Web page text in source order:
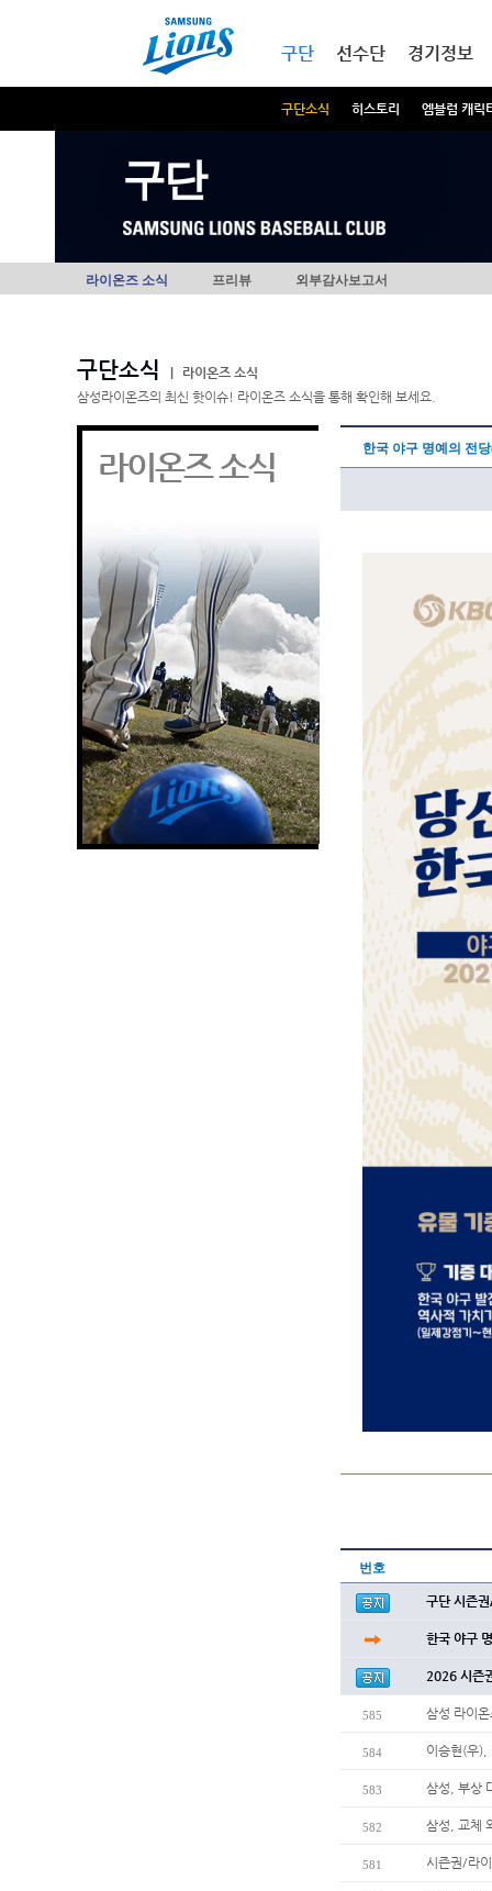
구단
구단소식 히스토리 엠블럼 캐릭
선수단 경기정보
구단
라이온즈 소식 프리뷰 외부감사보고서
구단소식
라이온즈 소식
삼성라이온즈의 최신 핫이슈! 라이온즈 소식을 통해 확인해 보세요.
라이온즈 소식 한국 야구 명예의 전
번호
구단 시즌
한국 야구
2026 시즌
585 삼성 라이
584 이승현(우),
583 삼성, 부상
582 삼성, 교체
581 시즌권/라